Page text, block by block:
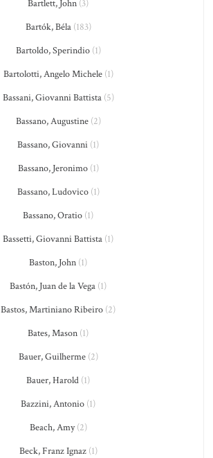
Bartlett, John (3)
Bartók, Béla(183)
Bartoldo, Sperindio(1)
Bartolotti, Angelo Michele(1)
Bassani, Giovanni Battista(5)
Bassano, Augustine(2)
Bassano, Giovanni (1)
Bassano, Jeronimo(1)
Bassano, Ludovico(1)
Bassano, Oratio (1)
Bassetti, Giovanni Battista (1)
Baston, John (1)
Bastón, Juan de la Vega (1)
Bastos, Martiniano Ribeiro (2)
Bates, Mason (1)
Bauer, Guilherme(2)
Bauer, Harold (1)
Bazzini, Antonio (1)
Beach, Amy(2)
Beck, Franz Ignaz(1)